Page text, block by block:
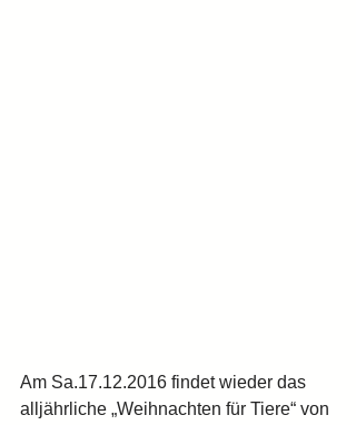
Am Sa.17.12.2016 findet wieder das
alljährliche „Weihnachten für Tiere“ von